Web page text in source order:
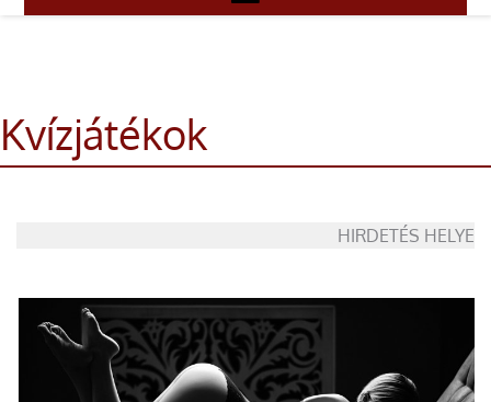
Kvízjátékok
HIRDETÉS HELYE